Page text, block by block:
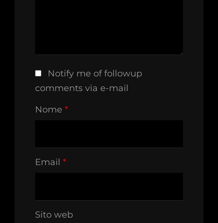
Notify me of followup
comments via e-mail
Nome *
Email *
Sito web